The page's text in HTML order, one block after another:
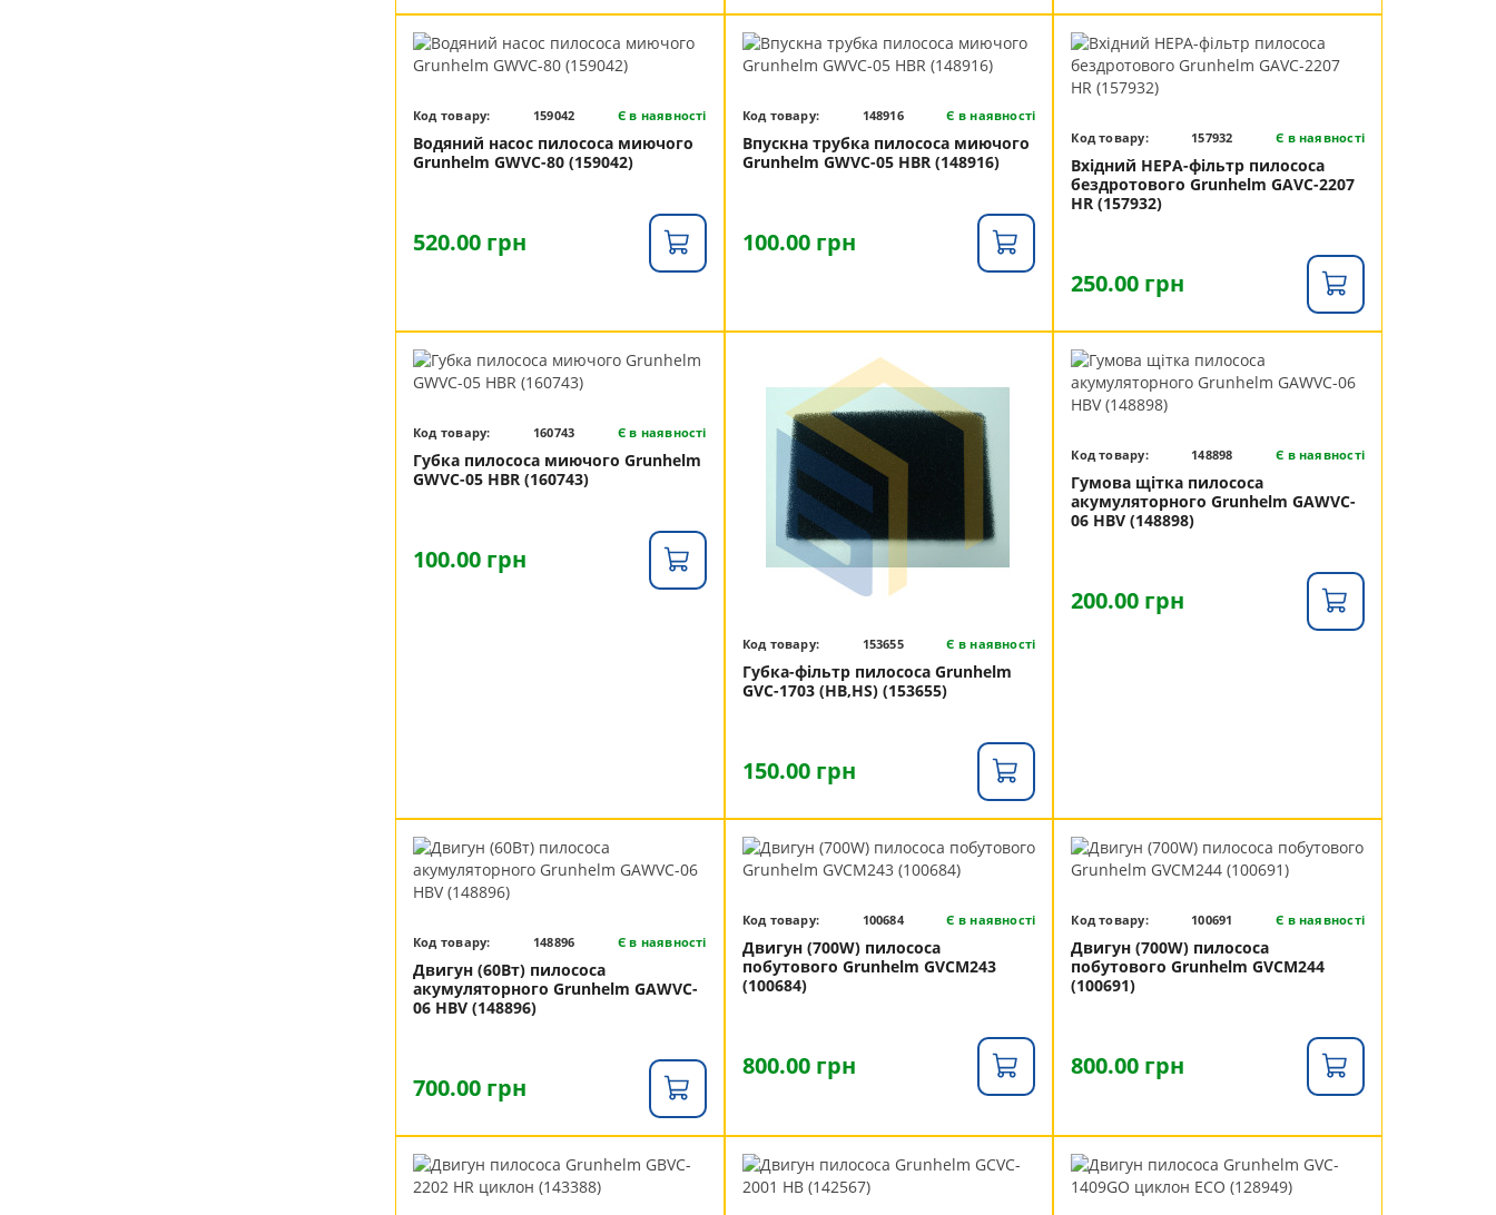
Код товару: 159042 Є в наявності
Водяний насос пилососа миючого
Grunhelm GWVC-80 (159042)
520.00 грн
Код товару: 148916 Є в наявності
Впускна трубка пилососа миючого
Grunhelm GWVC-05 HBR (148916)
100.00 грн
Код товару: 157932 Є в наявності
Вхідний HEPA-фільтр пилососа
бездротового Grunhelm GAVC-2207
HR (157932)
250.00 грн
Код товару: 160743 Є в наявності
Губка пилососа миючого Grunhelm
GWVC-05 HBR (160743)
100.00 грн
Код товару: 153655 Є в наявності
Губка-фільтр пилососа Grunhelm
GVC-1703 (HB,HS) (153655)
150.00 грн
Код товару: 148898 Є в наявності
Гумова щітка пилососа
акумуляторного Grunhelm GAWVC-
06 HBV (148898)
200.00 грн
Код товару: 148896 Є в наявності
Двигун (60Вт) пилососа
акумуляторного Grunhelm GAWVC-
06 HBV (148896)
700.00 грн
Код товару: 100684 Є в наявності
Двигун (700W) пилососа
побутового Grunhelm GVCM243
(100684)
800.00 грн
Код товару: 100691 Є в наявності
Двигун (700W) пилососа
побутового Grunhelm GVCM244
(100691)
800.00 грн